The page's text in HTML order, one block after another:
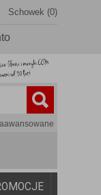
Schowek (0)